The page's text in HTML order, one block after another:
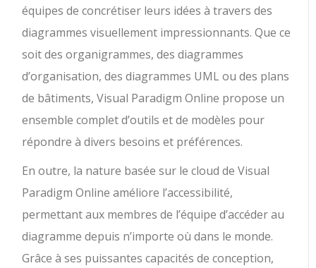
équipes de concrétiser leurs idées à travers des
diagrammes visuellement impressionnants. Que ce
soit des organigrammes, des diagrammes
d’organisation, des diagrammes UML ou des plans
de bâtiments, Visual Paradigm Online propose un
ensemble complet d’outils et de modèles pour
répondre à divers besoins et préférences.
En outre, la nature basée sur le cloud de Visual
Paradigm Online améliore l’accessibilité,
permettant aux membres de l’équipe d’accéder au
diagramme depuis n’importe où dans le monde.
Grâce à ses puissantes capacités de conception,